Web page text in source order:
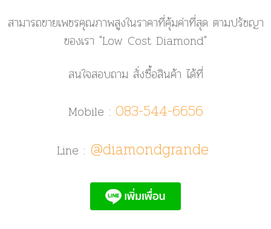
สามารถขายเพชรคุณภาพสูงในราคาที่คุ้มค่าที่สุด ตามปรัชญา
ของเรา "Low Cost Diamond"
สนใจสอบถาม สั่งซื้อสินค้า ได้ที่
Mobile : 083-544-6656
Line : @diamondgrande